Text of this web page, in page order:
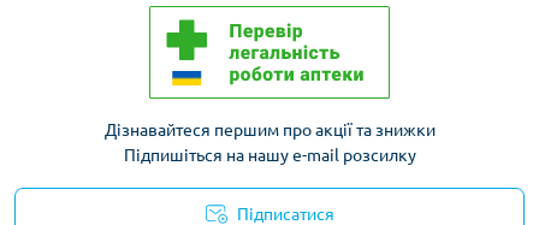
Дізнавайтеся першим про акції та знижки
Підпишіться на нашу e-mail розсилку
Підписатися